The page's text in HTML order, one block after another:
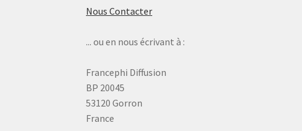
Nous Contacter
... ou en nous écrivant à :
Francephi Diffusion
BP 20045
53120 Gorron
France